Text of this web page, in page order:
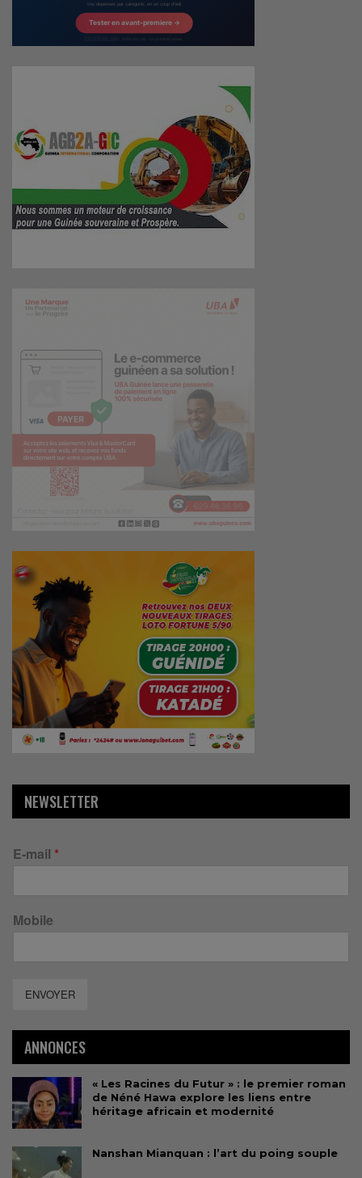
NEWSLETTER
E-mail *
Mobile
ENVOYER
ANNONCES
« Les Racines du Futur » : le premier roman
de Néné Hawa explore les liens entre
héritage africain et modernité
Nanshan Mianquan : l’art du poing souple